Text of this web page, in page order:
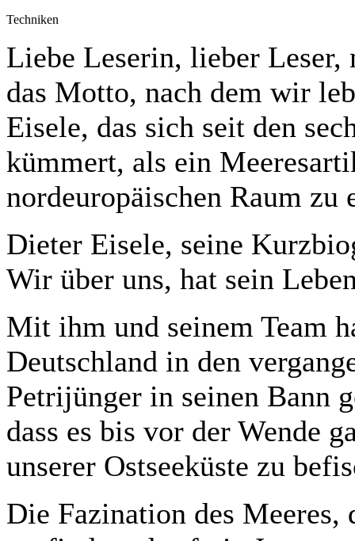
Techniken
Liebe Leserin, lieber
das Motto, nach dem wir
Eisele, das sich seit den
kümmert, als ein
nordeuropäischen Raum
Dieter Eisele, seine
Wir über uns, hat sein
Mit ihm und seinem Team
Deutschland in den
Petrijünger in seinen Bann
dass es bis vor der Wende
unserer Ostseeküste zu
Die Fazination des